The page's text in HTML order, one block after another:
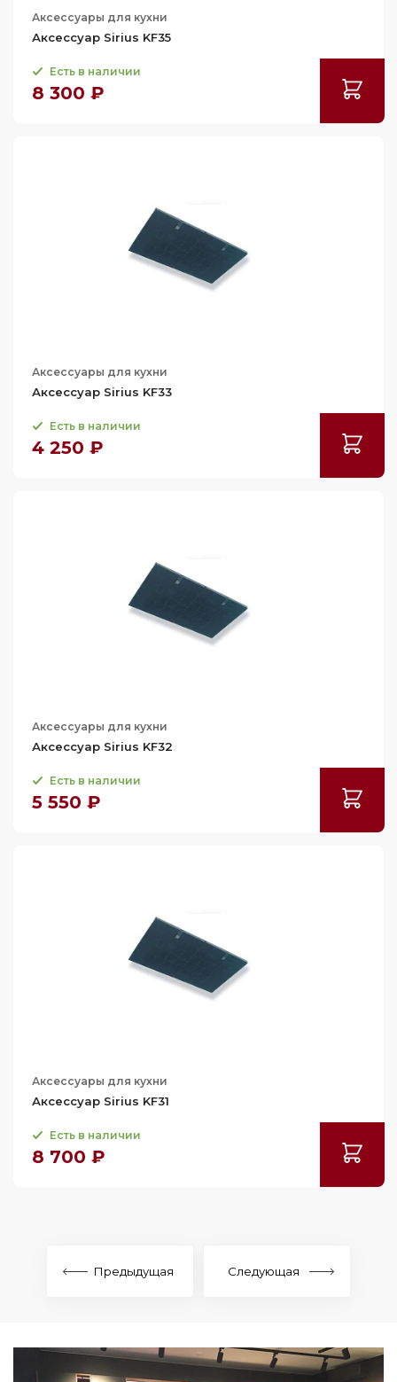
Аксессуары для кухни
Аксессуар Sirius KF35
Есть в наличии
8 300 ₽
Аксессуары для кухни
Аксессуар Sirius KF33
Есть в наличии
4 250 ₽
Аксессуары для кухни
Аксессуар Sirius KF32
Есть в наличии
5 550 ₽
Аксессуары для кухни
Аксессуар Sirius KF31
Есть в наличии
8 700 ₽
Предыдущая Следующая